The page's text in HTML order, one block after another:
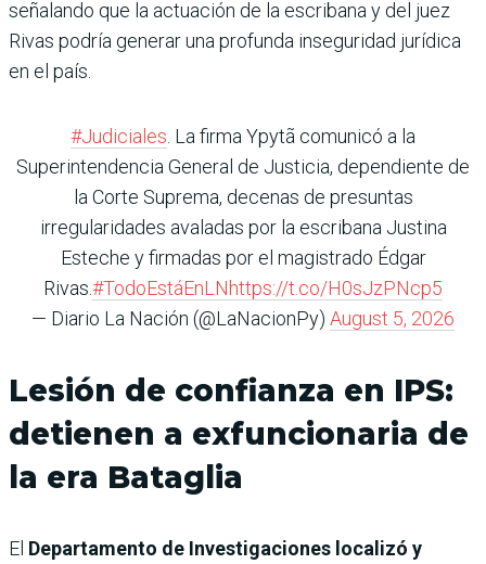
señalando que la actuación de la escribana y del juez
Rivas podría generar una profunda inseguridad jurídica
en el país.
#Judiciales . La firma Ypytã comunicó a la
Superintendencia General de Justicia, dependiente de
la Corte Suprema, decenas de presuntas
irregularidades avaladas por la escribana Justina
Esteche y firmadas por el magistrado Édgar
Rivas.#TodoEstáEnLNhttps://t.co/H0sJzPNcp5
— Diario La Nación (@LaNacionPy) August 5, 2026
Lesión de confianza en IPS:
detienen a exfuncionaria de
la era Bataglia
El Departamento de Investigaciones localizó y